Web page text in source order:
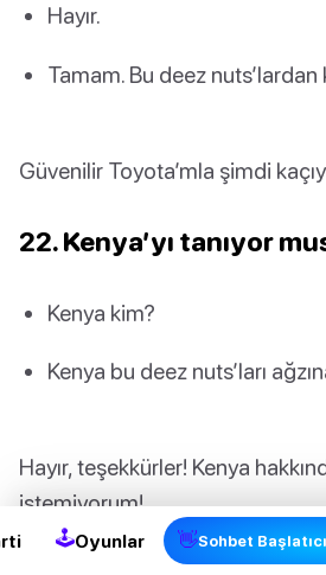
Hayır.
Tamam. Bu deez nuts’lardan
Güvenilir Toyota’mla şimdi
22. Kenya’yı tanıyor
Kenya kim?
Kenya bu deez nuts’ları
Hayır, teşekkürler! Kenya
istemiyorum!
🕹Oyunlar 👋Sohbet